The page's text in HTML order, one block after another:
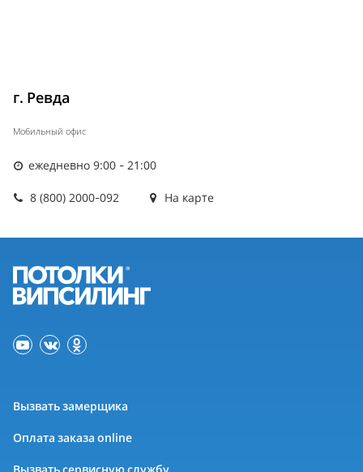
г. Ревда
Мобильный офис
ежедневно 9:00 - 21:00
8 (800) 2000-092 На карте
Вызвать замерщика
Оплата заказа online